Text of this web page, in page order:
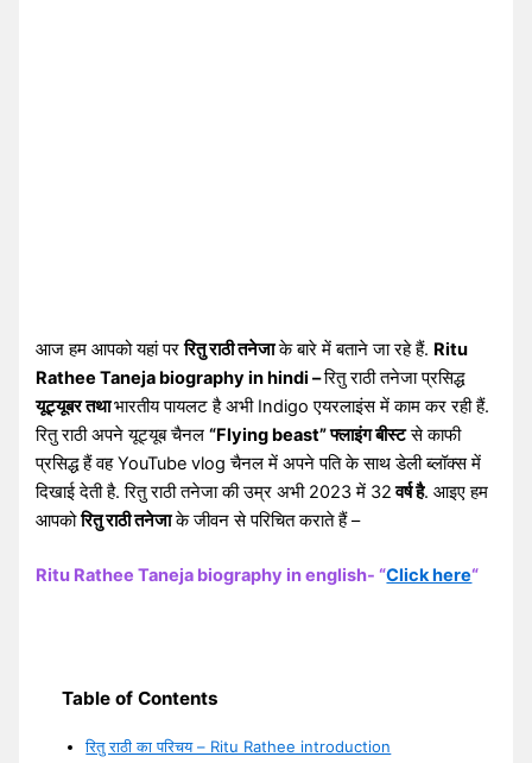
आज हम आपको यहां पररितु राठी तनेजाके बारे में बताने जा रहे हैं. Ritu
Rathee Taneja biography in hindi –रितु राठी तनेजा प्रसिद्ध
यूट्यूबर तथाभारतीय पायलट है अभी Indigo एयरलाइंस में काम कर रही हैं.
रितु राठी अपने यूट्यूब चैनल“Flying beast” फ्लाइंग बीस्टसे काफी
प्रसिद्ध हैं वह YouTube vlog चैनल में अपने पति के साथ डेली ब्लॉक्स में
दिखाई देती है. रितु राठी तनेजा की उम्र अभी 2023 में 32वर्ष है. आइए हम
आपकोरितु राठी तनेजाके जीवन से परिचित कराते हैं –
Ritu Rathee Taneja biography in english- “Click here“
Table of Contents
रितु राठी का परिचय – Ritu Rathee introduction